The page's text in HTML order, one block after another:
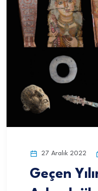
27 Aralık 2022
Geçen